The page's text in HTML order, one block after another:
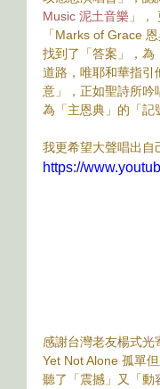
Music 泥土音樂 」，
「Marks of Grace
找到了「答案」，為
道路，唯耶和華指引
意」，正如聖詩所吟
為「主恩典」的「記
我更希望大聲唱出自
https://
感謝台灣老友楊式光
Yet Not Alone 孤單
聽了「震撼」又「動